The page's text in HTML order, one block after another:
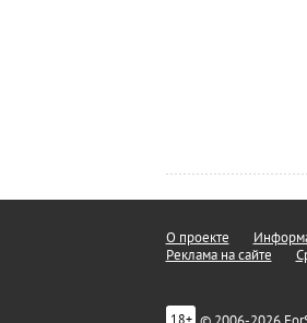
О проекте
Реклама на сайте
18+